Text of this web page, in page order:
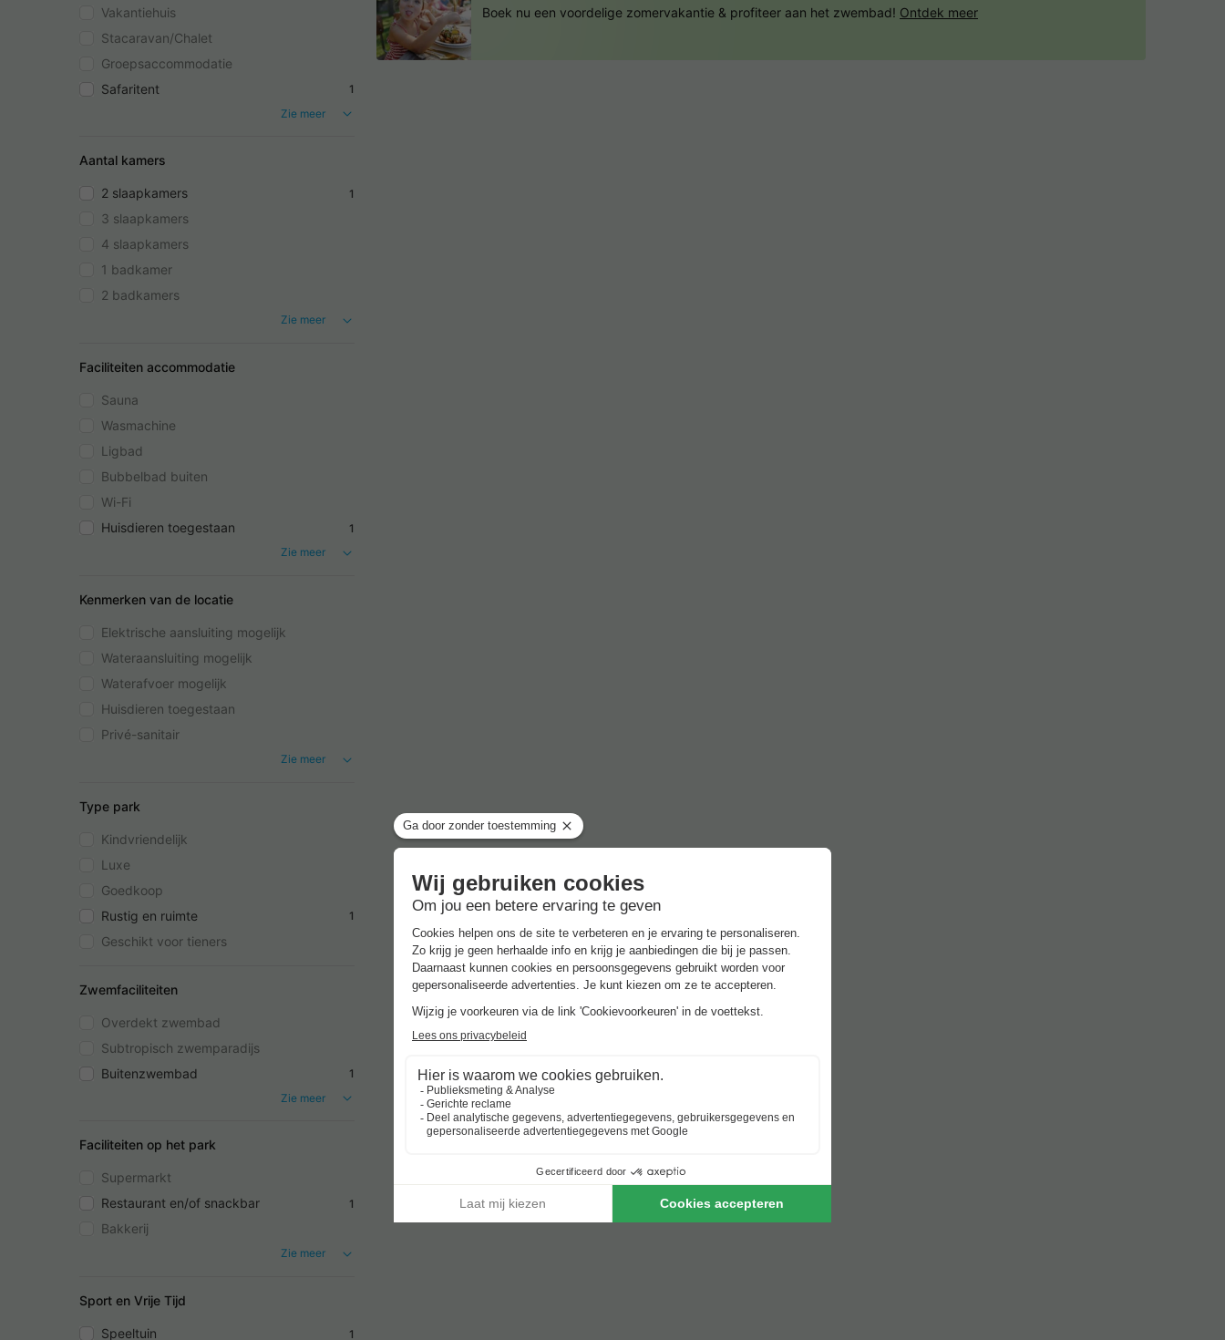
Vakantiehuis
Stacaravan/Chalet
Groepsaccommodatie
Safaritent
1
Zie meer
Aantal kamers
2 slaapkamers 1
3 slaapkamers
4 slaapkamers
1 badkamer
2 badkamers
Zie meer
Faciliteiten accommodatie
Sauna
Wasmachine
Ligbad
Bubbelbad buiten
Wi-Fi
Huisdieren toegestaan
1
Zie meer
Kenmerken van de locatie
Elektrische aansluiting mogelijk
Wateraansluiting mogelijk
Waterafvoer mogelijk
Huisdieren toegestaan
Privé-sanitair
Zie meer
Type park
Kindvriendelijk
Luxe
Goedkoop
Rustig en ruimte
1
Geschikt voor tieners
Zwemfaciliteiten
Overdekt zwembad
Subtropisch zwemparadijs
Buitenzwembad
1
Zie meer
Faciliteiten op het park
Supermarkt
Restaurant en/of snackbar
1
Bakkerij
Zie meer
Sport en Vrije Tijd
Speeltuin 1
Boek nu een voordelige zomervakantie & profiteer aan het zwembad! Ontdek meer